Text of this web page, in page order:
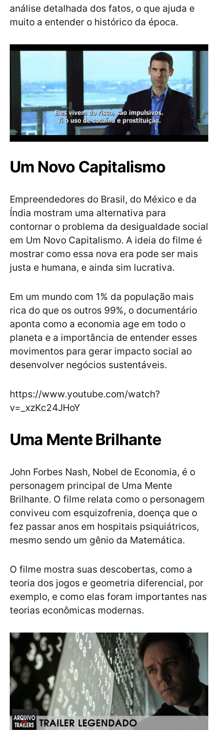
análise detalhada dos fatos, o que ajuda e
muito a entender o histórico da época.
Um Novo Capitalismo
Empreendedores do Brasil, do México e da
Índia mostram uma alternativa para
contornar o problema da desigualdade social
em Um Novo Capitalismo. A ideia do filme é
mostrar como essa nova era pode ser mais
justa e humana, e ainda sim lucrativa.
Em um mundo com 1% da população mais
rica do que os outros 99%, o documentário
aponta como a economia age em todo o
planeta e a importância de entender esses
movimentos para gerar impacto social ao
desenvolver negócios sustentáveis.
https://www.youtube.com/watch?
v=_xzKc24JHoY
Uma Mente Brilhante
John Forbes Nash, Nobel de Economia, é o
personagem principal de Uma Mente
Brilhante. O filme relata como o personagem
conviveu com esquizofrenia, doença que o
fez passar anos em hospitais psiquiátricos,
mesmo sendo um gênio da Matemática.
O filme mostra suas descobertas, como a
teoria dos jogos e geometria diferencial, por
exemplo, e como elas foram importantes nas
teorias econômicas modernas.